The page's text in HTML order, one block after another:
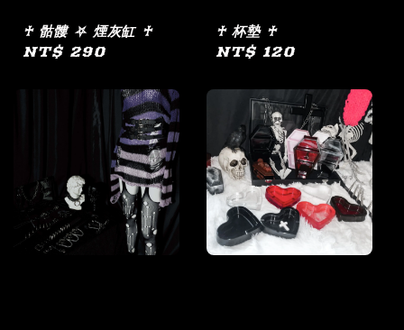
♰ 骷髏 ⛧ 煙灰缸 ♰
Regular
NT$ 290
♰ 杯墊 ♰
Regular
NT$ 120